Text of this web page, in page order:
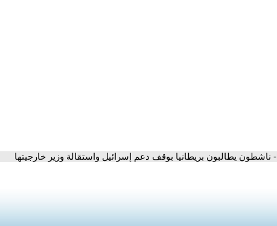
- ناشطون يطالبون بريطانيا بوقف دعم إسرائيل واستقالة وزير خارجيتها